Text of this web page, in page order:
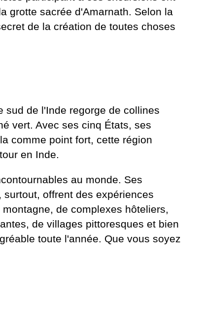
grotte sacrée d'Amarnath. Selon la
de la création de toutes choses
sud de l'Inde regorge de collines
vert. Avec ses cinq États, ses
comme point fort, cette région
en Inde.
au monde. Ses
offrent des expériences
de complexes hôteliers,
de villages pittoresques et bien
toute l'année. Que vous soyez